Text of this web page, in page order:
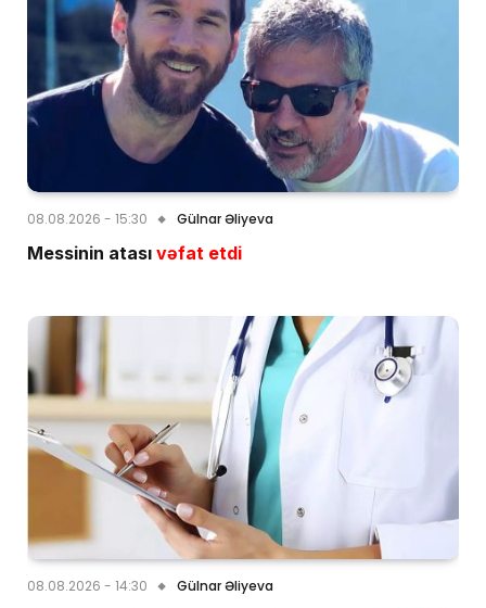
08.08.2026 - 15:30 Gülnar Əliyeva
Messinin atası vəfat etdi
08.08.2026 - 14:30 Gülnar Əliyeva